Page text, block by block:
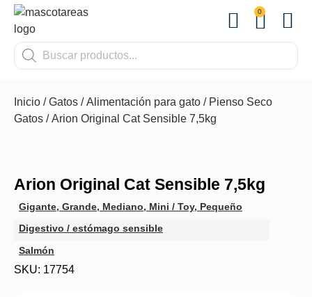
0
Inicio /Gatos /Alimentación para gato / Pienso Seco
Gatos / Arion Original Cat Sensible 7,5kg
Arion Original Cat Sensible 7,5kg
Gigante, Grande, Mediano, Mini / Toy, Pequeño
Digestivo / estómago sensible
Salmón
SKU: 17754